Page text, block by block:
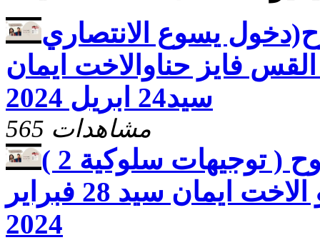
يسوع الانتصاري
فايز حناوالاخت ايمان
سيد24 ابريل 2024
565 مشاهدات
برنامج لا تطفئوا الروح ( توجيهات سلوكية 2 )
مع القس فايز حنا و الاخت ايمان سيد 28 فبراير
2024